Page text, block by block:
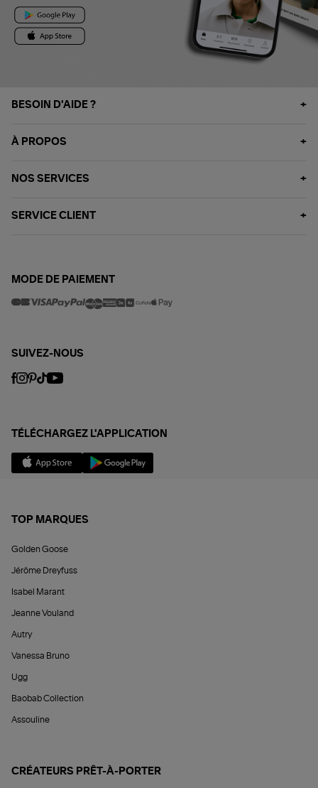
BESOIN D'AIDE ?
À PROPOS
NOS SERVICES
SERVICE CLIENT
MODE DE PAIEMENT
SUIVEZ-NOUS
TÉLÉCHARGEZ L'APPLICATION
TOP MARQUES
Golden Goose
Jérôme Dreyfuss
Isabel Marant
Jeanne Vouland
Autry
Vanessa Bruno
Ugg
Baobab Collection
Assouline
CRÉATEURS PRÊT-À-PORTER